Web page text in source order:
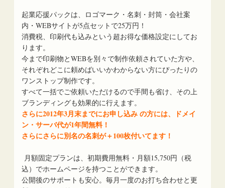
起業応援パックは、ロゴマーク・名刺・封筒・会社案
内・WEBサイトが5点セットで25万円！
消費税、印刷代も込みという超お得な価格設定にしてお
ります。
今まで印刷物とWEBを別々で制作依頼されていた方や、
それぞれどこに頼めばいいかわからない方にぴったりの
ワンストップ制作です。
すべて一括でご依頼いただけるので手間も省け、その上
ブランディングも効果的に行えます。
さらに2012年3月末までにお申し込み の方には、ドメイ
ン・サーバ代が1年間無料！
さらにさらに別名の名刺が＋100枚付いてます！
月額固定プランは、初期費用無料・月額15,750円（税
込）でホームページを持つことができます。
公開後のサポートも安心。毎月一度のお打ち合わせと更